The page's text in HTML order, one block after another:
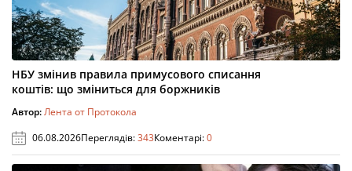
НБУ змінив правила примусового списання
коштів: що зміниться для боржників
Автор:Лента от Протокола
06.08.2026Переглядів:343Коментарі:0